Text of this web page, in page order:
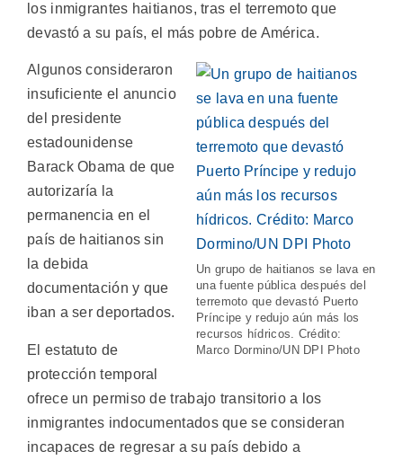
los inmigrantes haitianos, tras el terremoto que
devastó a su país, el más pobre de América.
Un grupo de haitianos se lava en
una fuente pública después del
terremoto que devastó Puerto
Príncipe y redujo aún más los
recursos hídricos. Crédito:
Marco Dormino/UN DPI Photo
Algunos consideraron
insuficiente el anuncio
del presidente
estadounidense
Barack Obama de que
autorizaría la
permanencia en el
país de haitianos sin
la debida
documentación y que
iban a ser deportados.
El estatuto de
protección temporal
ofrece un permiso de trabajo transitorio a los
inmigrantes indocumentados que se consideran
incapaces de regresar a su país debido a